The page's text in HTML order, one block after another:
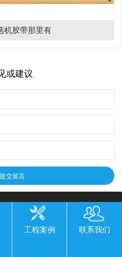
机胶带那里有
或建议
工程案例 联系我们